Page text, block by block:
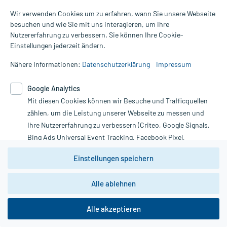
während der Behandlung, wenden Sie sich an Ihren Arzt oder
Apotheker.
Für die Information an dieser Stelle werden vor allem
1.000 behandelten Patienten auftreten.
Zusammensetzung:
WirkstoffMinoxidil
20 mg
Hilfsstoff Ethanol 96% (V/V)
474 mg
HilfsstoffPropylenglycol
208 mg
Wirkungsweise:
Wie wirkt der Inhaltsstoff des Arzneimittels?
Blutgefäße erweitern und somit den Widerstand des Gefäßes
Hilfsmittelbox
Direktabrechnung PKV
Apotheke vor Ort
Karriere
Engagement
Partner
Impressum
Datenschutz
Rückgabe/Widerruf
Rechnung Vorkasse SEPA-Lastschrift
mycare App:
Wir verwenden Cookies um zu erfahren, wann Sie unsere Webseite
besuchen und wie Sie mit uns interagieren, um Ihre
Nutzererfahrung zu verbessern. Sie können Ihre Cookie-
Einstellungen jederzeit ändern.
Nähere Informationen: Datenschutzerklärung Impressum
Google Analytics
Mit diesen Cookies können wir Besuche und Trafficquellen
zählen, um die Leistung unserer Webseite zu messen und
Ihre Nutzererfahrung zu verbessern (Criteo, Google Signals,
Bing Ads Universal Event Tracking, Facebook Pixel,
Youtube-Social Plugin).
Wir weisen darauf hin, dass die
zwingend den Europäischen Anforderungen gem. EU-
DSGVO genügen und ein Datentransfer in Drittstaaten bzw.
Daten dort verarbeitet werden, kann nicht geprüft und
nachvollzogen werden.
Einstellungen speichern
Alle ablehnen
Alle akzeptieren